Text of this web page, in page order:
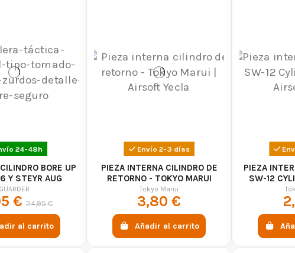
24-48h
BORE UP
Y STEYR AUG
GUARDER
GUARDER
€24,95 €
al carrito
Envío 2-3 días
PIEZA INTERNA CILINDRO DE
RETORNO - TOKYO MARUI
Tokyo Marui
3,80 €
Añadir al carrito
PIEZA
SW-12